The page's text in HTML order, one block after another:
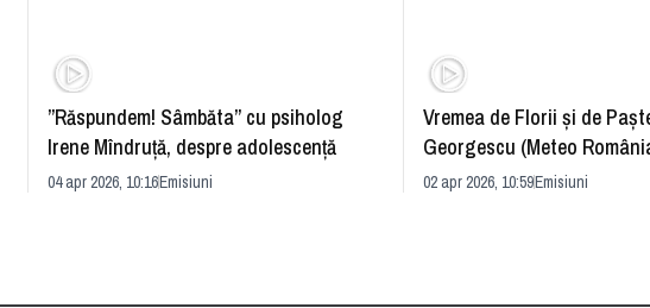
”Răspundem! Sâmbăta” cu psiholog
Irene Mîndruță, despre adolescență
04 apr 2026, 10:16Emisiuni
Vremea de Florii și de
Georgescu (Meteo
prognoza
02 apr 2026, 10:59Emisiuni